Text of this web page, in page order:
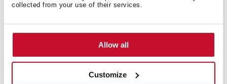
collected from your use of their services.
Allow all
Customize
Диспенсер для мила SQUARE TITANIUM